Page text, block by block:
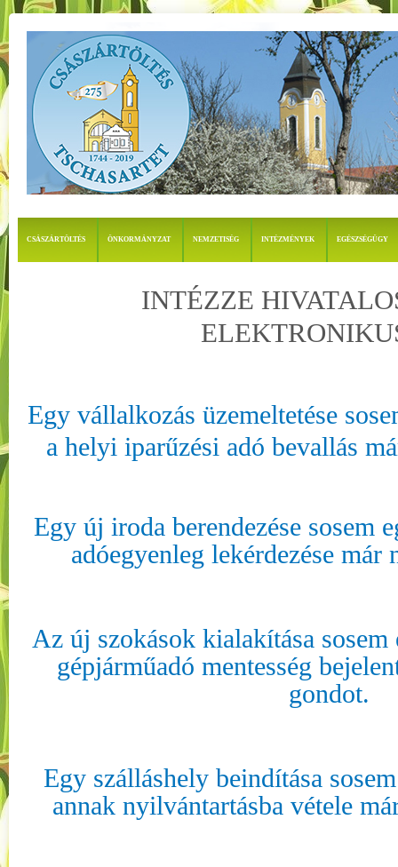
CSÁSZÁRTÖLTÉS ÖNKORMÁNYZAT NEMZETISÉG INTÉZMÉNYEK EGÉSZSÉGÜGY
INTÉZZE
Egy vállalkozás üzemeltetése
a helyi iparűzési adó bevallás
Egy új iroda berendezése sosem
adóegyenleg lekérdezése már
Az új szokások kialakítása sosem
gépjárműadó mentesség
gondot.
Egy szálláshely beindítása
annak nyilvántartásba vétele